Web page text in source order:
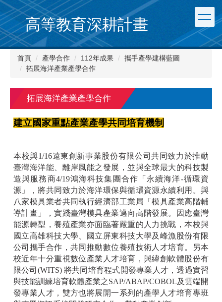
跳
到
主
要
內
高等教育深耕計畫
首頁 產學合作 112年成果
攜手產學建構藍圖
拓展海洋產業產學合作
拓展海洋產業產學合作
建立國家重點產業產學共同培育機制
本校與1/16遠東創新事業股份有限公司共同致力於推動
臺灣海洋能、離岸風能之發展，並與全球最大的科技製
造與服務商4/19鴻海科技集團合作「永續海洋-循環資
源」，將共同致力於海洋環保與循環資源永續利用。與
八家模具業者共同執行經濟部工業局「模具產業高階輔
導計畫」，實踐臺灣模具產業邁向高階發展。因應臺灣
能源轉型，養殖產業亦面臨著嚴重的人力挑戰，本校與
國立高雄科技大學、國立屏東科技大學及峰漁股份有限
公司攜手合作，共同推動數位養殖技術人才培育。另本
校近年十分重視數位產業人才培育，與緯創軟體股份有
限公司(WITS) 將共同培育程式開發專業人才，透過實習
與技能訓練培育軟體產業之SAP/ABAP/COBOL及雲端開
發專業人才，雙方也將展開一系列的產學人才培育專班